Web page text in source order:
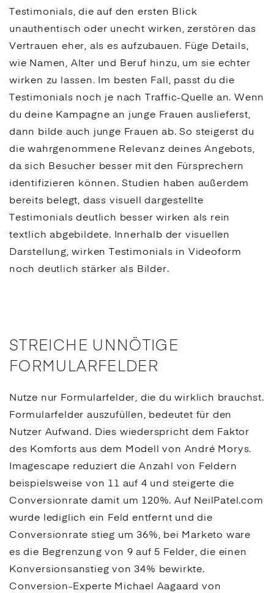
Testimonials, die auf den ersten Blick
unauthentisch oder unecht wirken, zerstören das
Vertrauen eher, als es aufzubauen. Füge Details,
wie Namen, Alter und Beruf hinzu, um sie echter
wirken zu lassen. Im besten Fall, passt du die
Testimonials noch je nach Traffic-Quelle an. Wenn
du deine Kampagne an junge Frauen auslieferst,
dann bilde auch junge Frauen ab. So steigerst du
die wahrgenommene Relevanz deines Angebots,
da sich Besucher besser mit den Fürsprechern
identifizieren können. Studien haben außerdem
bereits belegt, dass visuell dargestellte
Testimonials deutlich besser wirken als rein
textlich abgebildete. Innerhalb der visuellen
Darstellung, wirken Testimonials in Videoform
noch deutlich stärker als Bilder.
STREICHE UNNÖTIGE
FORMULARFELDER
Nutze nur Formularfelder, die du wirklich brauchst.
Formularfelder auszufüllen, bedeutet für den
Nutzer Aufwand. Dies wiederspricht dem Faktor
des Komforts aus dem Modell von André Morys.
Imagescape reduziert die Anzahl von Feldern
beispielsweise von 11 auf 4 und steigerte die
Conversionrate damit um 120%. Auf NeilPatel.com
wurde lediglich ein Feld entfernt und die
Conversionrate stieg um 36%, bei Marketo ware
es die Begrenzung von 9 auf 5 Felder, die einen
Konversionsanstieg von 34% bewirkte.
Conversion-Experte Michael Aagaard von